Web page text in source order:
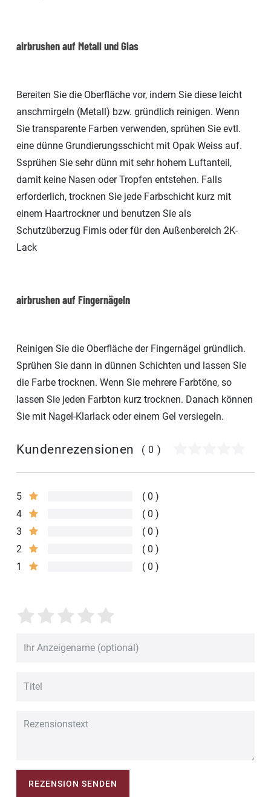
airbrushen auf Metall und Glas
Bereiten Sie die Oberfläche vor, indem Sie diese leicht
anschmirgeln (Metall) bzw. gründlich reinigen. Wenn
Sie transparente Farben verwenden, sprühen Sie evtl.
eine dünne Grundierungsschicht mit Opak Weiss auf.
Ssprühen Sie sehr dünn mit sehr hohem Luftanteil,
damit keine Nasen oder Tropfen entstehen. Falls
erforderlich, trocknen Sie jede Farbschicht kurz mit
einem Haartrockner und benutzen Sie als
Schutzüberzug Firnis oder für den Außenbereich 2K-
Lack
airbrushen auf Fingernägeln
Reinigen Sie die Oberfläche der Fingernägel gründlich.
Sprühen Sie dann in dünnen Schichten und lassen Sie
die Farbe trocknen. Wenn Sie mehrere Farbtöne, so
lassen Sie jeden Farbton kurz trocknen. Danach können
Sie mit Nagel-Klarlack oder einem Gel versiegeln.
Kundenrezensionen (0)
5
0
4
0
3
0
2
0
1
0
REZENSION SENDEN